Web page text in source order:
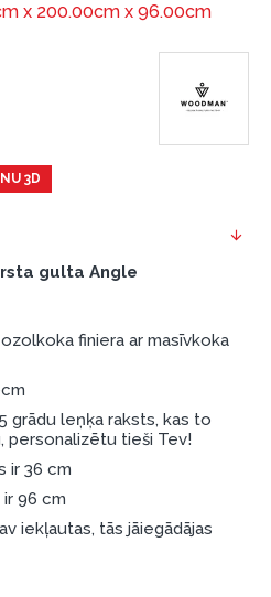
bet par tām norēķinoties
līzinga vai nomaksas
iemaksas un ar nomaksas
300 €, termiņš: 12 mēneši,
maksājums: 25 €,
Latvija.
noformēšanai
ID, eParaksts eID, eParaksts
vai banka Swedbank,
parakstīt tikai tā persona,
saņemšanas līgumā.
3D
gulta Angle
finiera ar masīvkoka
grādu leņķa raksts, kas to
personalizētu tieši Tev!
ir 36 cm
96 cm
iekļautas, tās jāiegādājas
x 200.00cm x 96.00cm